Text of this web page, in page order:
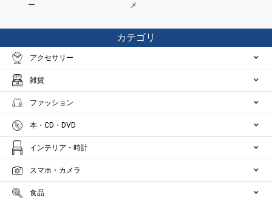
ー
メ
カテゴリ
アクセサリー
雑貨
ファッション
本・CD・DVD
インテリア・時計
スマホ・カメラ
食品